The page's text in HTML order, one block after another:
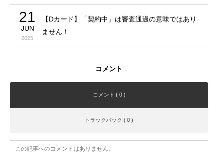
21
JUN
2025
【Dカード】「契約中」は審査通過の意味ではあり
ません！
コメント
コメント ( 0 )
トラックバック ( 0 )
この記事へのコメントはありません。